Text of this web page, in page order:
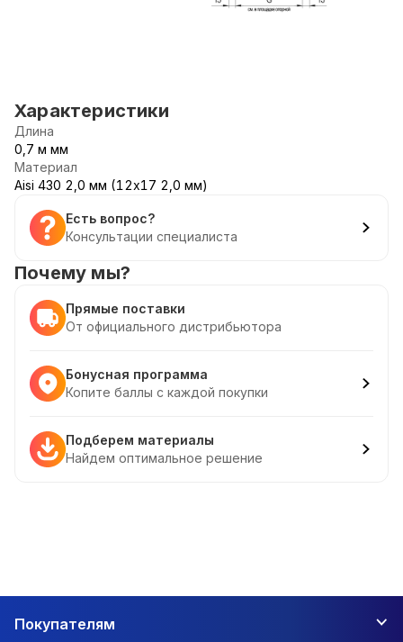
Характеристики
Длина
0,7 м мм
Материал
Aisi 430 2,0 мм (12х17 2,0 мм)
Есть вопрос?
Консультации специалиста
Почему мы?
Прямые поставки
От официального дистрибьютора
Бонусная программа
Копите баллы с каждой покупки
Подберем материалы
Найдем оптимальное решение
Покупателям